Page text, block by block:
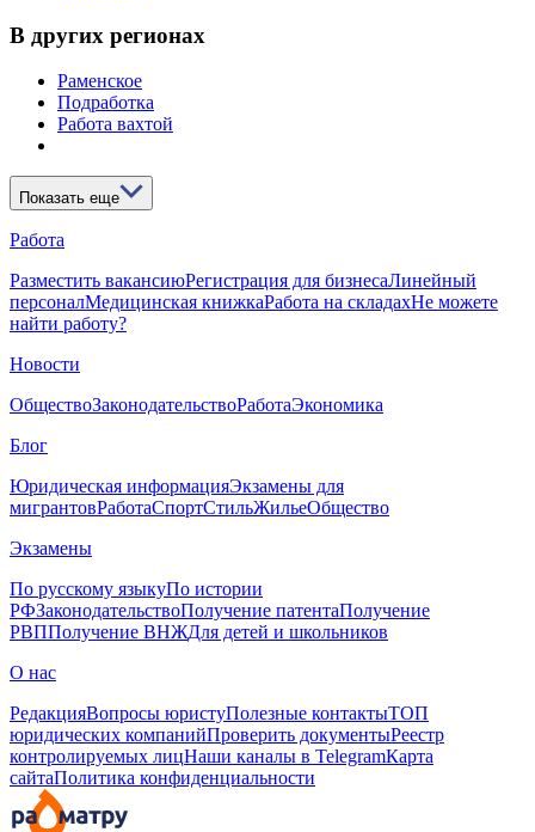
В других регионах
Раменское
Подработка
Работа вахтой
Показать еще
Работа
Разместить вакансиюРегистрация для бизнесаЛинейный
персоналМедицинская книжкаРабота на складахНе можете
найти работу?
Новости
ОбществоЗаконодательствоРаботаЭкономика
Блог
Юридическая информацияЭкзамены для
мигрантовРаботаСпортСтильЖильеОбщество
Экзамены
По русскому языкуПо истории
РФЗаконодательствоПолучение патентаПолучение
РВППолучение ВНЖДля детей и школьников
О нас
РедакцияВопросы юристуПолезные контактыТОП
юридических компанийПроверить документыРеестр
контролируемых лицНаши каналы в TelegramКарта
сайтаПолитика конфиденциальности